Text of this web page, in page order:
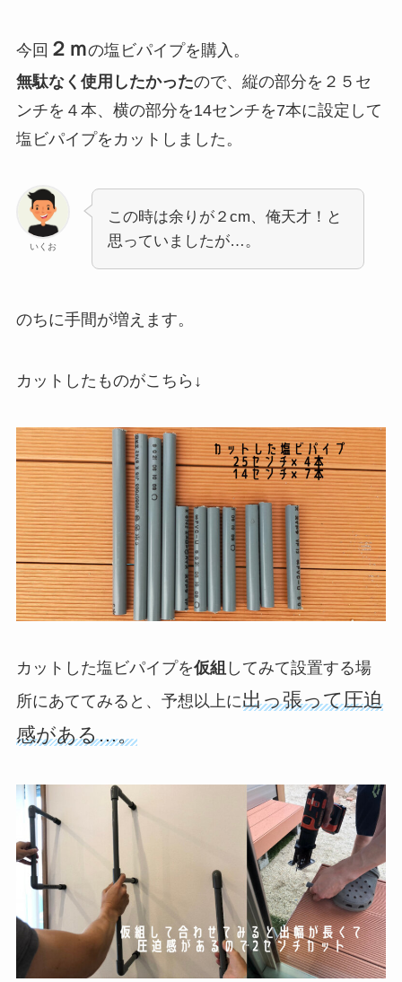
今回 ２ｍの塩ビパイプを購入。
無駄なく使用したかったので、縦の部分を２５セ
ンチを４本、横の部分を14センチを7本に設定して
塩ビパイプをカットしました。
いくお
この時は余りが２cm、俺天才！と
思っていましたが…。
のちに手間が増えます。
カットしたものがこちら↓
カットした塩ビパイプを仮組 してみて設置する場
所にあててみると、予想以上に出っ張って圧迫
感がある…。